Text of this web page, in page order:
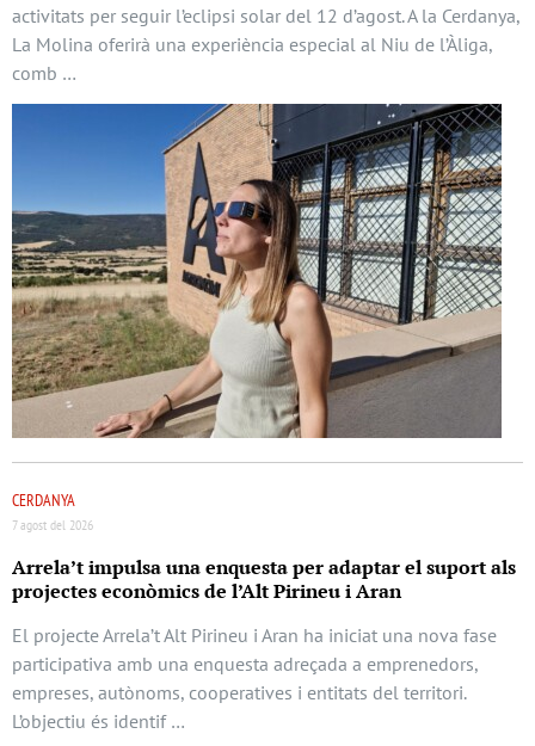
activitats per seguir l’eclipsi solar del 12 d’agost. A la Cerdanya,
La Molina oferirà una experiència especial al Niu de l’Àliga,
comb …
CERDANYA
7 agost del 2026
Arrela’t impulsa una enquesta per adaptar el suport als
projectes econòmics de l’Alt Pirineu i Aran
El projecte Arrela’t Alt Pirineu i Aran ha iniciat una nova fase
participativa amb una enquesta adreçada a emprenedors,
empreses, autònoms, cooperatives i entitats del territori.
L’objectiu és identif …